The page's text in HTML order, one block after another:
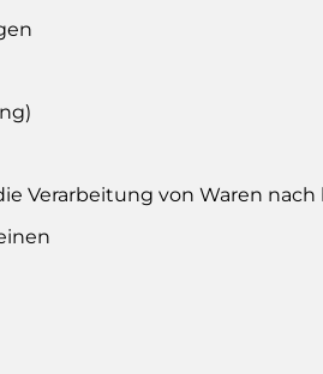
Verarbeitung von Waren